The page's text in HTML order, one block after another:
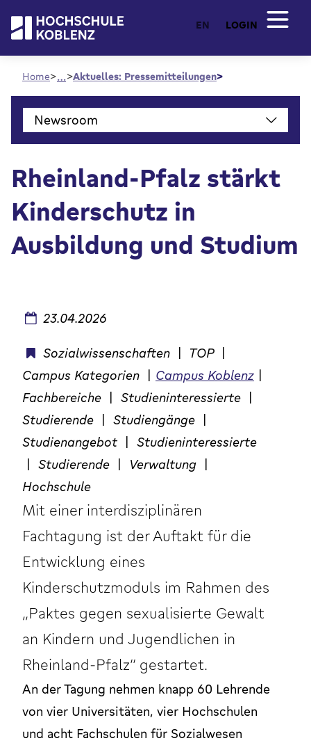
EN LOGIN
Home … Aktuelles: Pressemitteilungen
Newsroom
Rheinland-Pfalz stärkt
Kinderschutz in
Ausbildung und Studium
23.04.2026
Sozialwissenschaften | TOP |
Campus Kategorien | Campus Koblenz |
Fachbereiche | Studieninteressierte |
Studierende | Studiengänge |
Studienangebot | Studieninteressierte
| Studierende | Verwaltung |
Hochschule
Mit einer interdisziplinären
Fachtagung ist der Auftakt für die
Entwicklung eines
Kinderschutzmoduls im Rahmen des
„Paktes gegen sexualisierte Gewalt
an Kindern und Jugendlichen in
Rheinland-Pfalz“ gestartet.
An der Tagung nehmen knapp 60 Lehrende
von vier Universitäten, vier Hochschulen
und acht Fachschulen für Sozialwesen